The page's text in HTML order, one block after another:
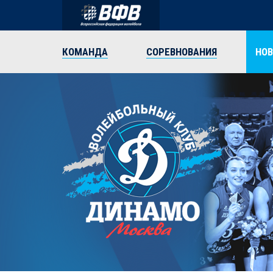
КОМАНДА СОРЕВНОВАНИЯ